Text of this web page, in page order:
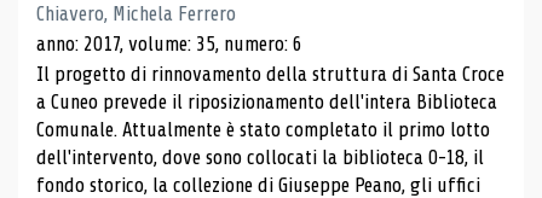
Chiavero, Michela Ferrero
anno: 2017, volume: 35, numero: 6
Il progetto di rinnovamento della struttura di Santa Croce
a Cuneo prevede il riposizionamento dell'intera Biblioteca
Comunale. Attualmente è stato completato il primo lotto
dell'intervento, dove sono collocati la biblioteca 0-18, il
fondo storico, la collezione di Giuseppe Peano, gli uffici